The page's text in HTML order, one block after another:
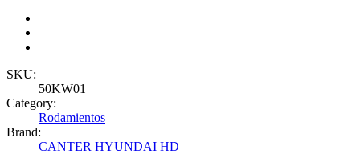
SKU:
50KW01
Category:
Rodamientos
Brand:
CANTER HYUNDAI HD